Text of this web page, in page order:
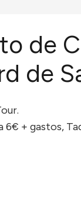
de
de
6€ + gastos,